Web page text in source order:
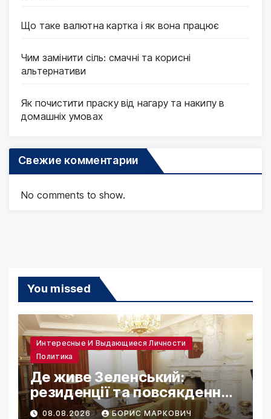
Що таке валютна картка і як вона працює
Чим замінити сіль: смачні та корисні
альтернативи
Як почистити праску від нагару та накипу в
домашніх умовах
Свежие комментарии
No comments to show.
You missed
Интересные И Выдающиеся Личности
Политика
Де живе Зеленський:
резиденції та повсякденне
життя
08.08.2026 БОРИС МАРКОВИЧ